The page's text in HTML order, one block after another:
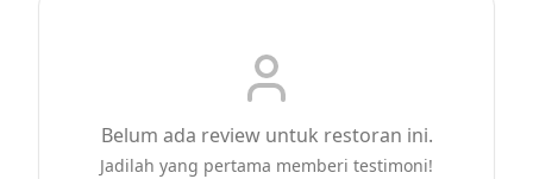
Belum ada review untuk restoran ini.
Jadilah yang pertama memberi testimoni!